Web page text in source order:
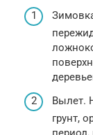
Вылет.
грунт,